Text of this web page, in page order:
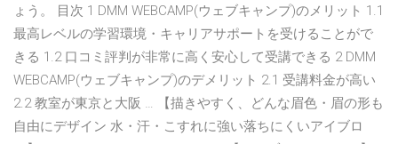
ょう。 目次 1 DMM WEBCAMP(ウェブキャンプ)のメリット 1.1
最高レベルの学習環境・キャリアサポートを受けることがで
きる 1.2 口コミ評判が非常に高く安心して受講できる 2 DMM
WEBCAMP(ウェブキャンプ)のデメリット 2.1 受講料金が高い
2.2 教室が東京と大阪 … 【描きやすく、どんな眉色・眉の形も
自由にデザイン 水・汗・こすれに強い落ちにくいアイブロ